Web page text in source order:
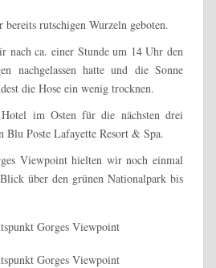
rutschigen Wurzeln geboten.
nach ca. einer Stunde um 14 Uhr den
nachgelassen hatte und die Sonne
die Hose ein wenig trocknen.
im Osten für die nächsten drei
Blu Poste Lafayette Resort & Spa.
Viewpoint hielten wir noch einmal
über den grünen Nationalpark bis